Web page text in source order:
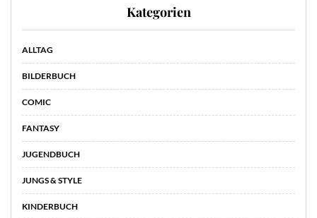
Kategorien
ALLTAG
BILDERBUCH
COMIC
FANTASY
JUGENDBUCH
JUNGS & STYLE
KINDERBUCH